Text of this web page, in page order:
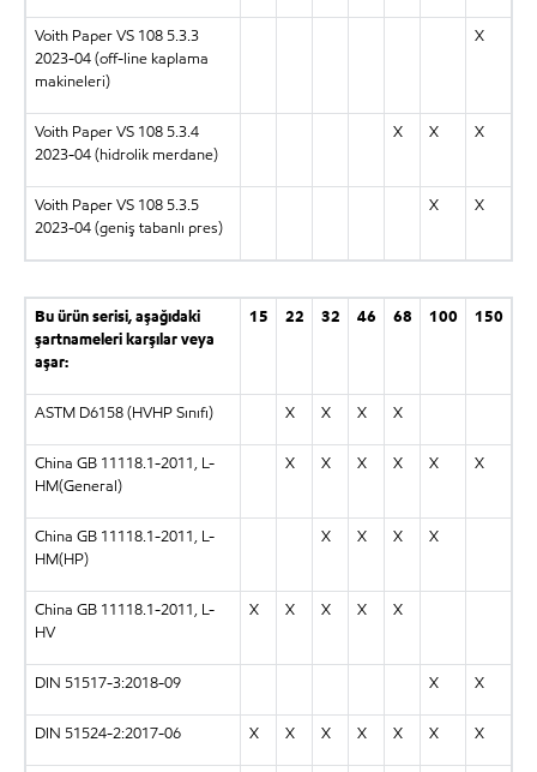
Voith Paper VS 108 5.3.3
2023-04 (off-line kaplama
makineleri)
X
Voith Paper VS 108 5.3.4
2023-04 (hidrolik merdane)
X X X
Voith Paper VS 108 5.3.5
2023-04 (geniş tabanlı pres)
X X
Bu ürün serisi, aşağıdaki
şartnameleri karşılar veya
aşar:
15 22 32 46 68 100 150
ASTM D6158 (HVHP Sınıfı) X X X X
China GB 11118.1-2011, L-
HM(General)
X X X X X X
China GB 11118.1-2011, L-
HM(HP)
X X X X
China GB 11118.1-2011, L-
HV
X X X X X
DIN 51517-3:2018-09 X X
DIN 51524-2:2017-06 X X X X X X X